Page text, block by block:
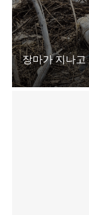
장마가 지나고